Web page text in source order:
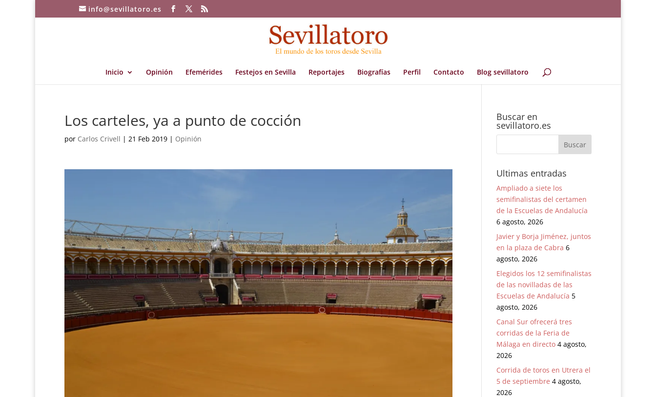
info@sevillatoro.es
Inicio Opinión Efemérides Festejos en Sevilla Reportajes Biografías Perfil Contacto Blog sevillatoro
Los carteles, ya a punto de cocción
por Carlos Crivell | 21 Feb 2019 | Opinión
Buscar en
sevillatoro.es
Ultimas entradas
Ampliado a siete los
semifinalistas del certamen
de la Escuelas de Andalucía
6 agosto, 2026
Javier y Borja Jiménez, juntos
en la plaza de Cabra 6
agosto, 2026
Elegidos los 12 semifinalistas
de las novilladas de las
Escuelas de Andalucía 5
agosto, 2026
Canal Sur ofrecerá tres
corridas de la Feria de
Málaga en directo 4 agosto,
2026
Corrida de toros en Utrera el
5 de septiembre 4 agosto,
2026